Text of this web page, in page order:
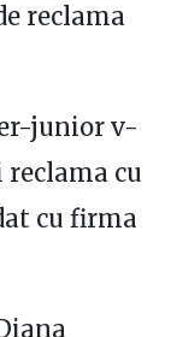
reclama
junior v-
reclama cu
cu firma